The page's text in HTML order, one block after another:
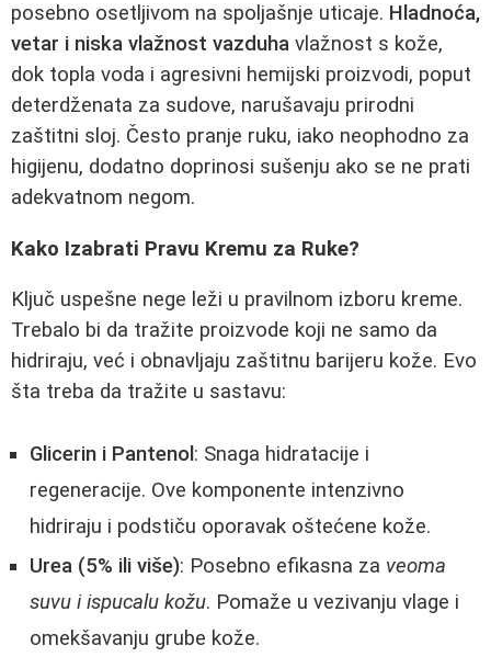
posebno osetljivom na spoljašnje uticaje. Hladnoća,
vetar i niska vlažnost vazduha vlažnost s kože,
dok topla voda i agresivni hemijski proizvodi, poput
deterdženata za sudove, narušavaju prirodni
zaštitni sloj. Često pranje ruku, iako neophodno za
higijenu, dodatno doprinosi sušenju ako se ne prati
adekvatnom negom.
Kako Izabrati Pravu Kremu za Ruke?
Ključ uspešne nege leži u pravilnom izboru kreme.
Trebalo bi da tražite proizvode koji ne samo da
hidriraju, već i obnavljaju zaštitnu barijeru kože. Evo
šta treba da tražite u sastavu:
Glicerin i Pantenol : Snaga hidratacije i
regeneracije. Ove komponente intenzivno
hidriraju i podstiču oporavak oštećene kože.
Urea (5% ili više): Posebno efikasna za veoma
suvu i ispucalu kožu. Pomaže u vezivanju vlage i
omekšavanju grube kože.